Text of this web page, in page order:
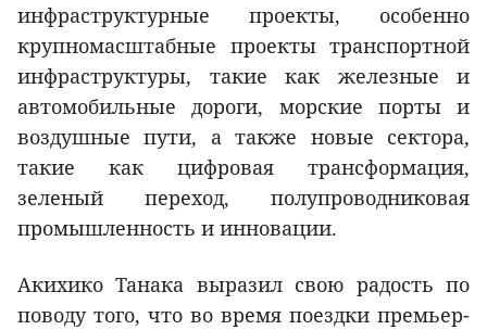
инфраструктурные проекты, особенно
крупномасштабные проекты транспортной
инфраструктуры, такие как железные и
автомобильные дороги, морские порты и
воздушные пути, а также новые сектора,
такие как цифровая трансформация,
зеленый переход, полупроводниковая
промышленность и инновации.
Акихико Танака выразил свою радость по
поводу того, что во время поездки премьер-